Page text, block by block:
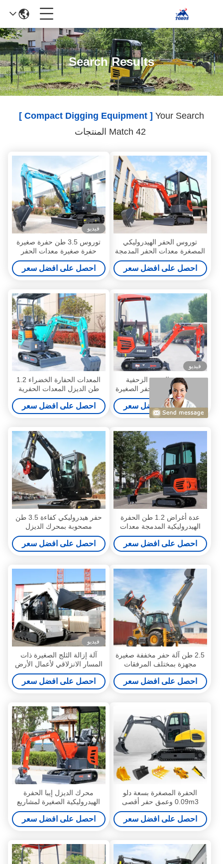
Search Results
Your Search
[ Compact Digging Equipment ]
توروس الحفر الهيدروليكي
المصغرة معدات الحفر المدمجة
لترميم المناظر الطبيعية
احصل على افضل سعر
فيديو
توروس 3.5 طن حفرة صغيرة
حفرة صغيرة معدات الحفر
المدمجة
احصل على افضل سعر
فيديو
تخصيص الحفرة الزحفية
المصغرة معدات الحفر الصغيرة
معتمدة EPA
احصل على افضل سعر
المعدات الحفارة الخضراء 1.2
طن الديزل المعدات الحفرية
الصغيرة
احصل على افضل سعر
عدة أغراض 1.2 طن الحفرة
الهيدروليكية المدمجة معدات
نقل الأرض الصغيرة
احصل على افضل سعر
حفر هيدروليكي كفاءة 3.5 طن
مصحوبة بمحرك الديزل
احصل على افضل سعر
2.5 طن آلة حفر مخففة صغيرة
مجهزة بمختلف المرفقات
احصل على افضل سعر
فيديو
آلة إزالة الثلج الصغيرة ذات
المسار الانزلاقي لأعمال الأرض
المدمجة
احصل على افضل سعر
الحفرة المصغرة بسعة دلو
0.09m3 وعمق حفر أقصى
2880mm
احصل على افضل سعر
محرك الديزل إيبا الحفرة
الهيدروليكية الصغيرة لمشاريع
البناء
احصل على افضل سعر